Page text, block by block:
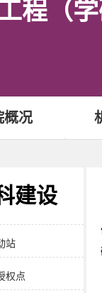
程（学
概况
领导
建设
站
权点